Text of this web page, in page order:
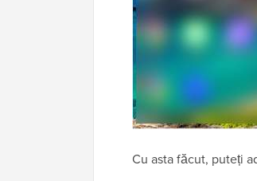
Cu asta făcut, puteți